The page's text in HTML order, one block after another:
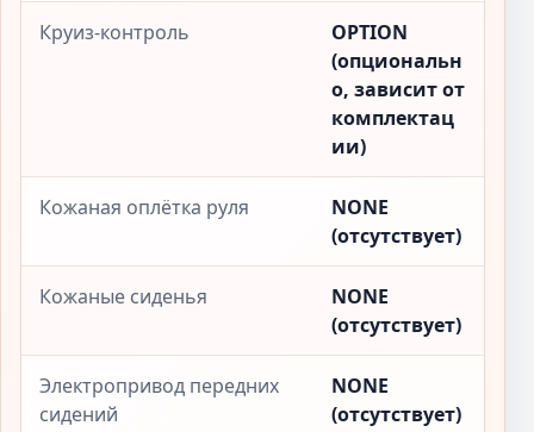
Круиз-контроль
OPTION
(опциональн
о, зависит от
комплектац
ии)
Кожаная оплётка руля
NONE
(отсутствует)
Кожаные сиденья
NONE
(отсутствует)
Электропривод передних
сидений
NONE
(отсутствует)